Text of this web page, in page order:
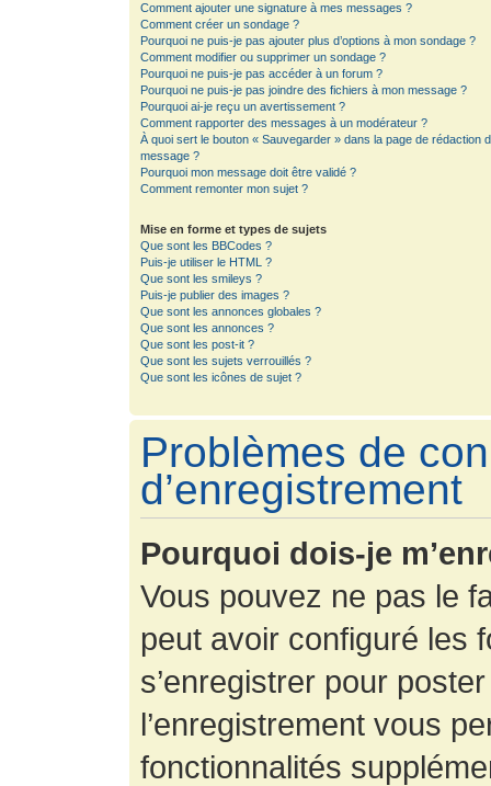
Comment ajouter une signature à mes messages ?
Comment créer un sondage ?
Pourquoi ne puis-je pas ajouter plus d’options à mon sondage ?
Comment modifier ou supprimer un sondage ?
Pourquoi ne puis-je pas accéder à un forum ?
Pourquoi ne puis-je pas joindre des fichiers à mon message ?
Pourquoi ai-je reçu un avertissement ?
Comment rapporter des messages à un modérateur ?
À quoi sert le bouton « Sauvegarder » dans la page de rédaction
message ?
Pourquoi mon message doit être validé ?
Comment remonter mon sujet ?
Mise en forme et types de sujets
Que sont les BBCodes ?
Puis-je utiliser le HTML ?
Que sont les smileys ?
Puis-je publier des images ?
Que sont les annonces globales ?
Que sont les annonces ?
Que sont les post-it ?
Que sont les sujets verrouillés ?
Que sont les icônes de sujet ?
Problèmes de
d’enregistrement
Pourquoi dois-je
Vous pouvez ne pas le
peut avoir configuré les
s’enregistrer pour
l’enregistrement vous
fonctionnalités